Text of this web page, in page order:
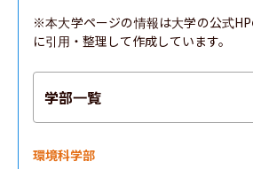
※本大学ページの情報は大学の公式
に引用・整理して作成しています。
学部一覧
環境科学部